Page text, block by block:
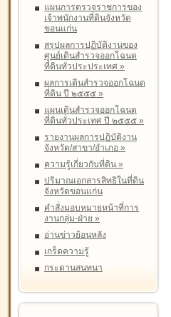
แผนการตรวจราชการของ
เจ้าพนักงานที่ดินจังหวัด
ขอนแก่น
สรุปผลการปฏิบัติงานของ
ศูนย์เดินสำรวจออกโฉนด
ที่ดินทั่วประประเทศ »
ผลการเดินสำรวจออกโฉนด
ที่ดิน ปี ๒๕๕๕ »
แผนเดินสำรวจออกโฉนด
ที่ดินทั่วประเทศ ปี ๒๕๕๕ »
รายงานผลการปฏิบัติงาน
จังหวัด/สาขา/อำเภอ »
ความรู้เกี่ยวกับที่ดิน »
ปริมาณเอกสารสิทธิในที่ดิน
จังหวัดขอนแก่น
คำสั่งมอบหมายหน้าที่การ
งานกลุ่ม-ฝ่าย »
อ่านข่าวย้อนหลัง
เกร็ดความรู้
กระดานสนทนา